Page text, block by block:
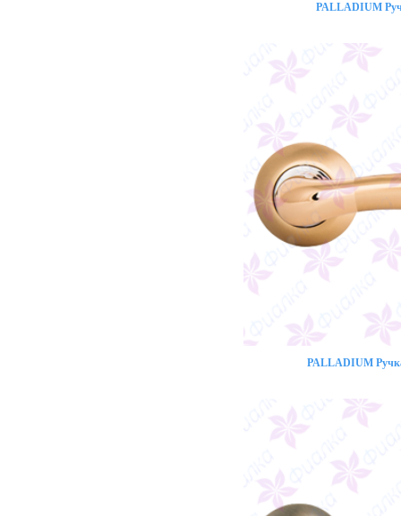
PALLADIUM
PALLADIUM